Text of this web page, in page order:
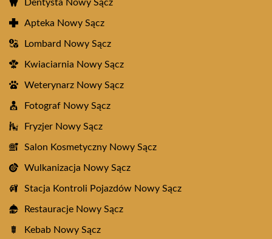
Dentysta Nowy Sącz
Apteka Nowy Sącz
Lombard Nowy Sącz
Kwiaciarnia Nowy Sącz
Weterynarz Nowy Sącz
Fotograf Nowy Sącz
Fryzjer Nowy Sącz
Salon Kosmetyczny Nowy Sącz
Wulkanizacja Nowy Sącz
Stacja Kontroli Pojazdów Nowy Sącz
Restauracje Nowy Sącz
Kebab Nowy Sącz